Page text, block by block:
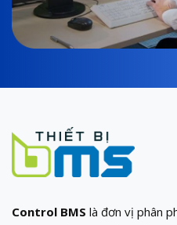
Control BMS là đơn vị phân